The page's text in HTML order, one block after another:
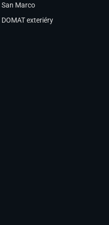
San Marco
DOMAT exteriéry